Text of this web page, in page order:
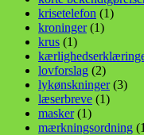
krisetelefon (1)
kroninger(1)
krus (1)
lovforslag (2)
lykønskninger(3)
læserbreve (1)
masker(1)
mærkningsordning